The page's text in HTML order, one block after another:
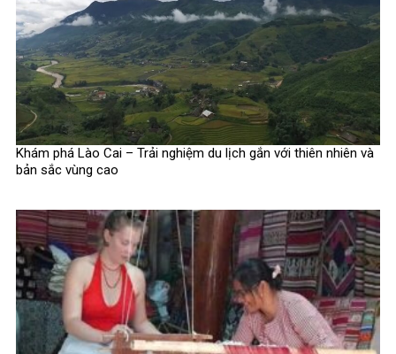
Khám phá Lào Cai – Trải nghiệm du lịch gắn với thiên nhiên và
bản sắc vùng cao